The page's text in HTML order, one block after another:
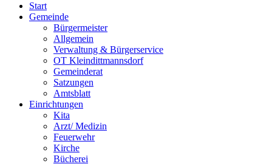
Start
Gemeinde
Bürgermeister
Allgemein
Verwaltung & Bürgerservice
OT Kleindittmannsdorf
Gemeinderat
Satzungen
Amtsblatt
Einrichtungen
Kita
Arzt/ Medizin
Feuerwehr
Kirche
Bücherei